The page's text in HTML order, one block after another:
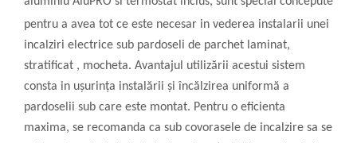
pentru a avea tot ce este necesar in vederea instalarii unei
incalziri electrice sub pardoseli de parchet laminat,
stratificat , mocheta. Avantajul utilizării acestui sistem
consta in ușurința instalării și încălzirea uniformă a
pardoselii sub care este montat. Pentru o eficienta
maxima, se recomanda ca sub covorasele de incalzire sa se